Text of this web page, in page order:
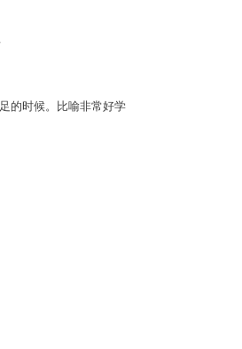
的时候。比喻非常好学